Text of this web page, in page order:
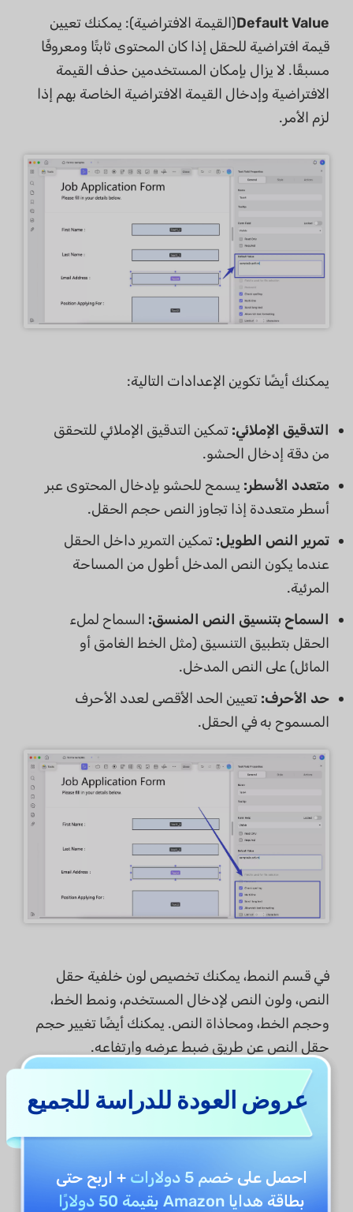
Default Value(القيمة الافتراضية): يمكنك تعيين
قيمة افتراضية للحقل إذا كان المحتوى ثابتًا ومعروفًا
مسبقًا. لا يزال بإمكان المستخدمين حذف القيمة
الافتراضية وإدخال القيمة الافتراضية الخاصة بهم إذا
لزم الأمر.
يمكنك أيضًا تكوين الإعدادات التالية:
التدقيق الإملائي: تمكين التدقيق الإملائي للتحقق
من دقة إدخال الحشو.
متعدد الأسطر: يسمح للحشو بإدخال المحتوى عبر
أسطر متعددة إذا تجاوز النص حجم الحقل.
تمرير النص الطويل: تمكين التمرير داخل الحقل
عندما يكون النص المدخل أطول من المساحة
المرئية.
السماح بتنسيق النص المنسق: السماح لملء
الحقل بتطبيق التنسيق (مثل الخط الغامق أو
المائل) على النص المدخل.
حد الأحرف: تعيين الحد الأقصى لعدد الأحرف
المسموح به في الحقل.
في قسم النمط، يمكنك تخصيص لون خلفية حقل
النص، ولون النص لإدخال المستخدم، ونمط الخط،
وحجم الخط، ومحاذاة النص. يمكنك أيضًا تغيير حجم
حقل النص عن طريق ضبط عرضه وارتفاعه.
عروض العودة للدراسة للجميع
احصل علىخصم 5 دولارات
+ اربح حتى
بطاقة هدايا Amazon بقيمة 50 دولارًا